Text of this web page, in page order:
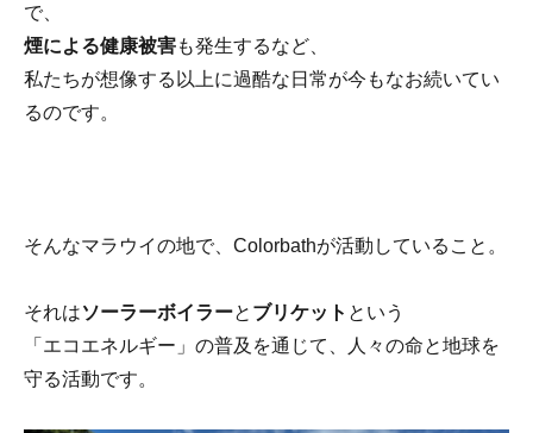
で、
煙による健康被害も発生するなど、
私たちが想像する以上に過酷な日常が今もなお続いてい
るのです。
そんなマラウイの地で、Colorbathが活動していること。
それはソーラーボイラーと ブリケット という
「エコエネルギー」の普及を通じて、人々の命と地球を
守る活動です。